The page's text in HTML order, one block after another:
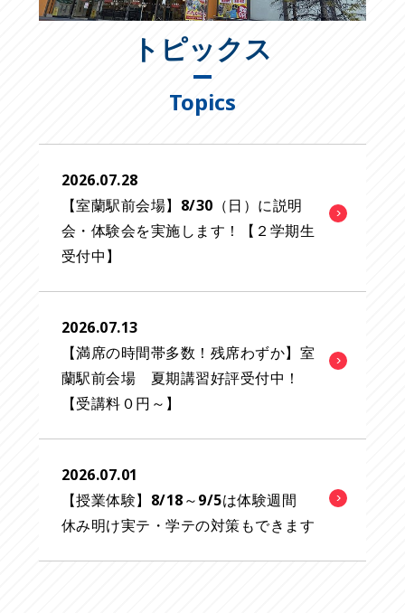
トピックス
Topics
2026.07.28
【室蘭駅前会場】8/30（日）に説明
会・体験会を実施します！【２学期生
受付中】
2026.07.13
【満席の時間帯多数！残席わずか】室
蘭駅前会場 夏期講習好評受付中！
【受講料０円～】
2026.07.01
【授業体験】8/18～9/5は体験週間
休み明け実テ・学テの対策もできます